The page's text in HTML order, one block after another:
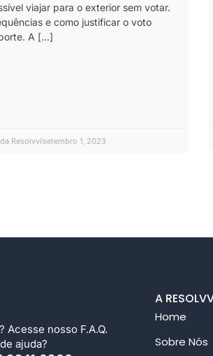
viajar para o exterior sem votar.
e como justificar o voto
A [...]
Resolvvi setembro 1, 2023
Acesse nosso F.A.Q.
ajuda?
A
Home
Sobre Nós